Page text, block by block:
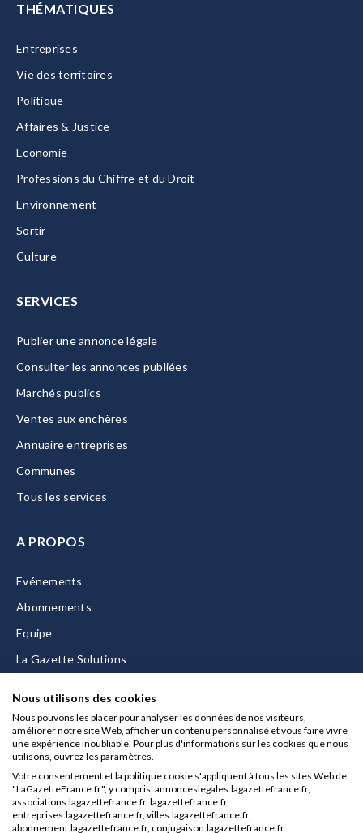
THÉMATIQUES
Entreprises
Vie des territoires
Politique
Affaires & Justice
Economie
Professions du Chiffre et du Droit
Environnement
Sortir
Culture
SERVICES
Publier une annonce légale
Consulter les annonces publiées
Marchés publics
Ventes aux enchères
Annuaire entreprises
Communes
Tous les services
A PROPOS
Evénements
Abonnements
Equipe
La Gazette Solutions
Mentions légales
CGU/CGV
Données personnelles
Nous utilisons des cookies
Nous pouvons les placer pour analyser les données de nos visiteurs,
améliorer notre site Web, afficher un contenu personnalisé et vous faire vivre
une expérience inoubliable. Pour plus d'informations sur les cookies que nous
utilisons, ouvrez les paramètres.
Votre consentement et la politique cookie s'appliquent à tous les sites Web de
"LaGazetteFrance.fr", y compris: annonceslegales.lagazettefrance.fr,
associations.lagazettefrance.fr, lagazettefrance.fr,
entreprises.lagazettefrance.fr, villes.lagazettefrance.fr,
abonnement.lagazettefrance.fr, conjugaison.lagazettefrance.fr.